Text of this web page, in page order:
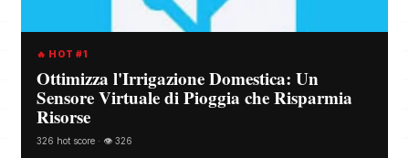
🔥 HOT #1
Ottimizza l'Irrigazione Domestica: Un
Sensore Virtuale di Pioggia che Risparmia
Risorse
326 hot score · 👁️ 326